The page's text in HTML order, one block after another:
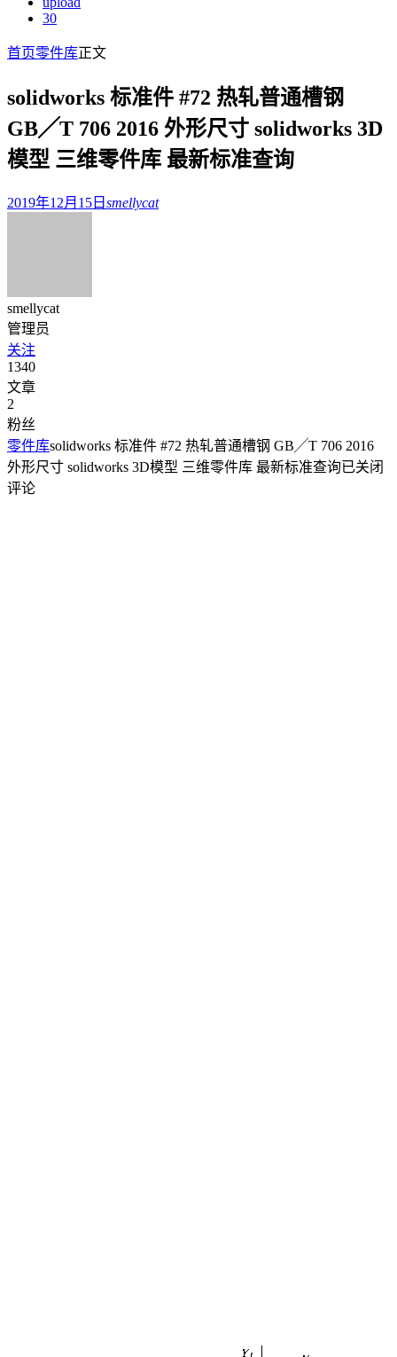
30
首页零件库正文
solidworks 标准件 #72 热轧普通槽钢
GB╱T 706 2016 外形尺寸 solidworks 3D
模型 三维零件库 最新标准查询
2019年12月15日 smellycat
smellycat
管理员
关注
1340
文章
2
粉丝
零件库solidworks 标准件 #72 热轧普通槽钢 GB╱T 706 2016
外形尺寸 solidworks 3D模型 三维零件库 最新标准查询已关闭
评论